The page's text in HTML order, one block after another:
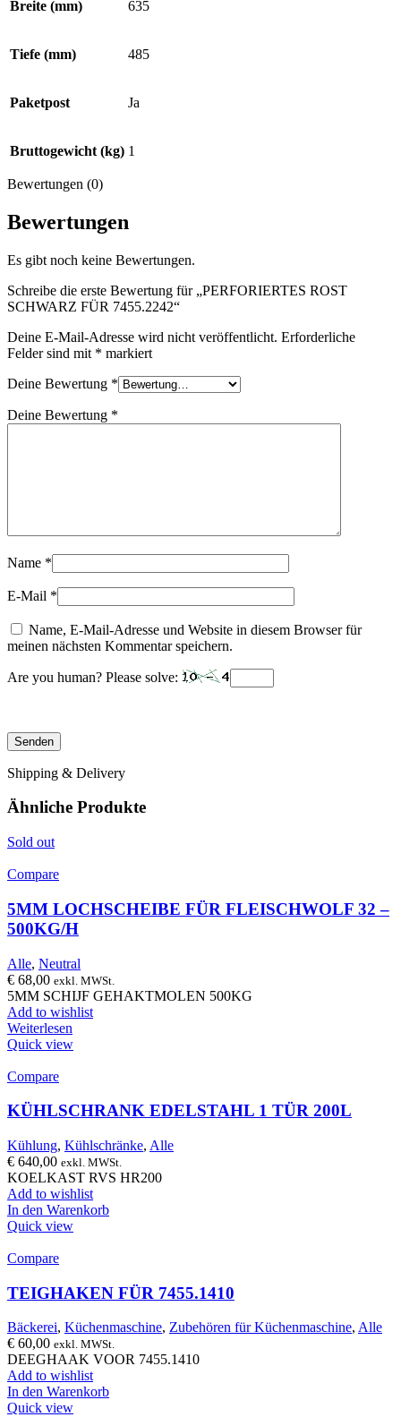
Breite (mm) 635
Tiefe (mm) 485
Paketpost Ja
Bruttogewicht (kg) 1
Bewertungen (0)
Bewertungen
Es gibt noch keine Bewertungen.
Schreibe die erste Bewertung für „PERFORIERTES ROST
SCHWARZ FÜR 7455.2242“
Deine E-Mail-Adresse wird nicht veröffentlicht. Erforderliche
Felder sind mit * markiert
Deine Bewertung *
Deine Bewertung *
Name *
E-Mail *
Name, E-Mail-Adresse und Website in diesem Browser für
meinen nächsten Kommentar speichern.
Are you human? Please solve:
Shipping & Delivery
Ähnliche Produkte
Sold out
Compare
5MM LOCHSCHEIBE FÜR FLEISCHWOLF 32 –
500KG/H
Alle, Neutral
€ 68,00 exkl. MWSt.
5MM SCHIJF GEHAKTMOLEN 500KG
Add to wishlist
Weiterlesen
Quick view
Compare
KÜHLSCHRANK EDELSTAHL 1 TÜR 200L
Kühlung, Kühlschränke, Alle
€ 640,00 exkl. MWSt.
KOELKAST RVS HR200
Add to wishlist
In den Warenkorb
Quick view
Compare
TEIGHAKEN FÜR 7455.1410
Bäckerei, Küchenmaschine, Zubehören für Küchenmaschine, Alle
€ 60,00 exkl. MWSt.
DEEGHAAK VOOR 7455.1410
Add to wishlist
In den Warenkorb
Quick view